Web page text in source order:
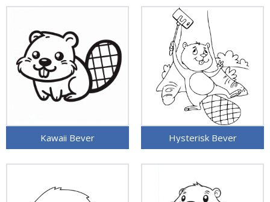
Kawaii Bever Hysterisk Bever